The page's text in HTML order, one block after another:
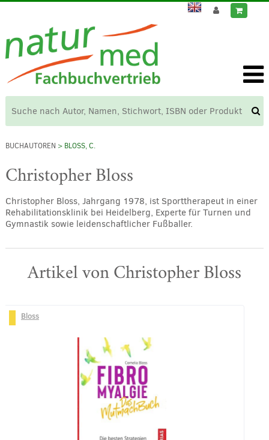
BUCHAUTOREN > BLOSS, C.
Christopher Bloss
Christopher Bloss, Jahrgang 1978, ist Sporttherapeut in einer
Rehabilitationsklinik bei Heidelberg, Experte für Turnen und
Gymnastik sowie leidenschaftlicher Fußballer.
Artikel von Christopher Bloss
Bloss